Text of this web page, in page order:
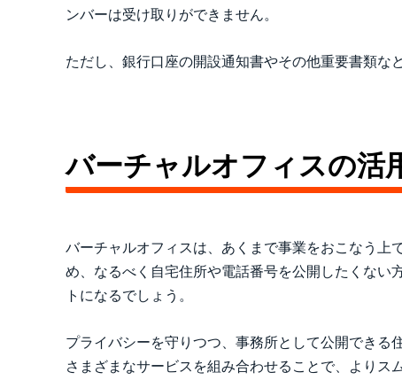
ンバーは受け取りができません。
ただし、銀行口座の開設通知書やその他重要書類な
バーチャルオフィスの活
バーチャルオフィスは、あくまで事業をおこなう上
め、なるべく自宅住所や電話番号を公開したくない
トになるでしょう。
プライバシーを守りつつ、事務所として公開できる
さまざまなサービスを組み合わせることで、よりス